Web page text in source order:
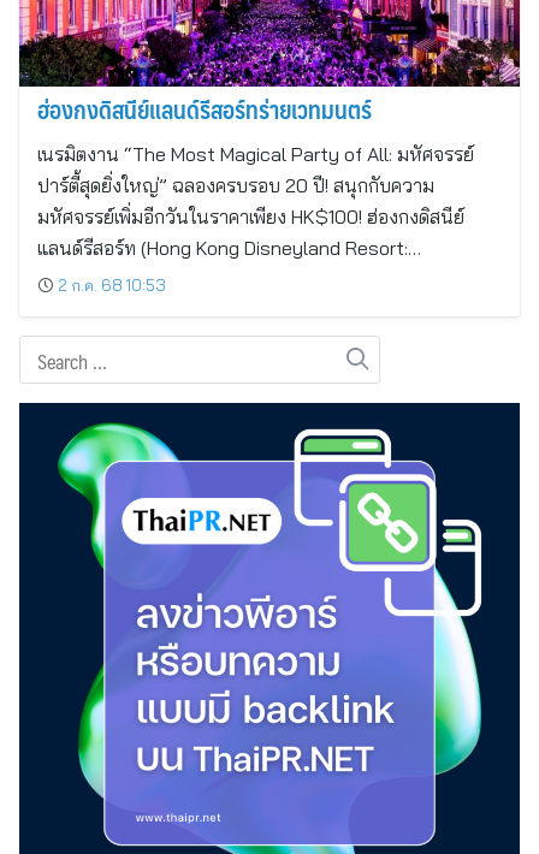
ฮ่องกงดิสนีย์แลนด์รีสอร์ทร่ายเวทมนตร์
เนรมิตงาน “The Most Magical Party of All: มหัศจรรย์
ปาร์ตี้สุดยิ่งใหญ่” ฉลองครบรอบ 20 ปี! สนุกกับความ
มหัศจรรย์เพิ่มอีกวันในราคาเพียง HK$100! ฮ่องกงดิสนีย์
แลนด์รีสอร์ท (Hong Kong Disneyland Resort:…
2 ก.ค. 68 10:53